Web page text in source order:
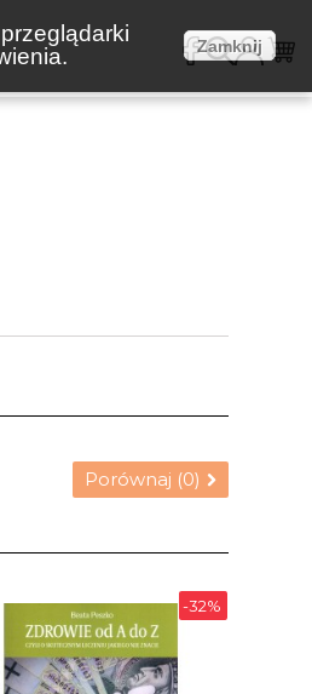
Zamknij
Porównaj (0)
-32%